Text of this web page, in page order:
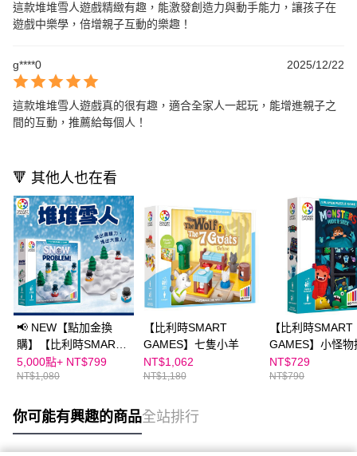
這款堆堆雪人遊戲精緻有趣，能激發創造力與動手能力，讓孩子在
遊戲中樂學，倍增親子互動的樂趣！
g****0 2025/12/22
這款堆堆雪人遊戲真的很有趣，適合全家人一起玩，能增進親子之
間的互動，推薦給每個人！
🔻 其他人也在看
📢 NEW【點加金換
購】【比利時SMART
GAMES】堆堆雪人
5,000點+ NT$799
NT$1,080
【比利時SMART
GAMES】七隻小羊
NT$1,062
NT$1,180
【比利時SMART
GAMES】小怪物
藏
NT$729
NT$790
你可能有興趣的商品全站排行